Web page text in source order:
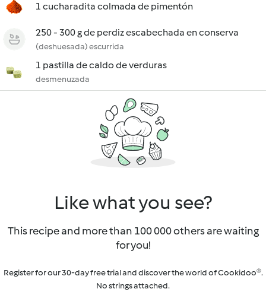
1 cucharadita colmada de pimentón
250 - 300 g de perdiz escabechada en conserva
(deshuesada) escurrida
1 pastilla de caldo de verduras
desmenuzada
Like what you see?
This recipe and more than 100 000 others are waiting
for you!
Register for our 30-day free trial and discover the world of Cookidoo®.
No strings attached.